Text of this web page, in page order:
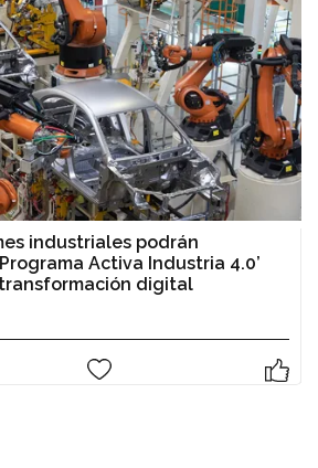
industriales podrán
Activa Industria 4.0’
digital